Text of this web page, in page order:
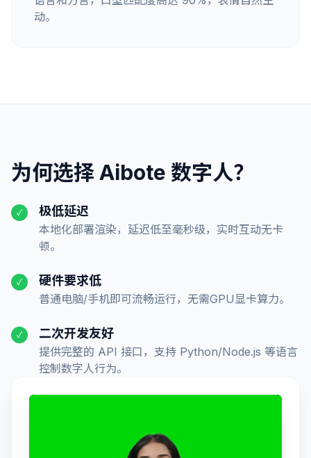
动。
为何选择 Aibote 数字人？
✓ 极低延迟
本地化部署渲染，延迟低至毫秒级，实时互动无卡
顿。
✓ 硬件要求低
普通电脑/手机即可流畅运行，无需GPU显卡算力。
✓ 二次开发友好
提供完整的 API 接口，支持 Python/Node.js 等语言
控制数字人行为。